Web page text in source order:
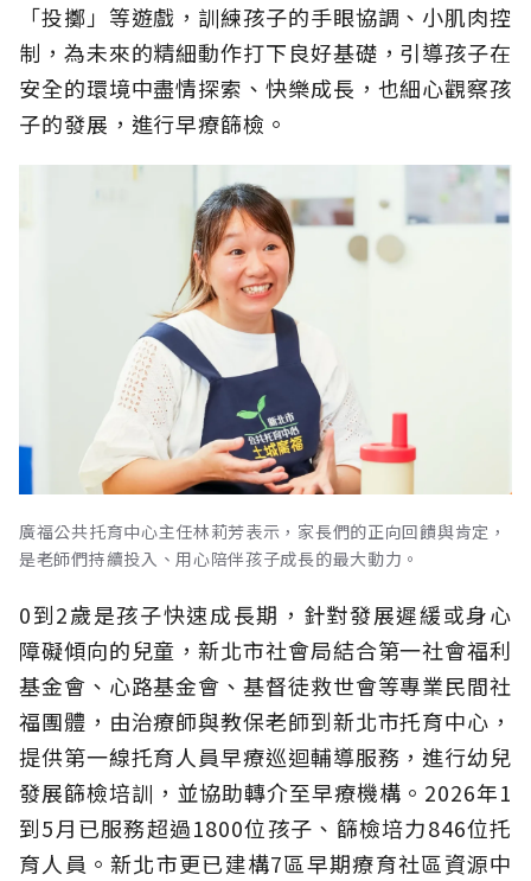
「投擲」等遊戲，訓練孩子的手眼協調、小肌肉控
制，為未來的精細動作打下良好基礎，引導孩子在
安全的環境中盡情探索、快樂成長，也細心觀察孩
子的發展，進行早療篩檢。
廣福公共托育中心主任林莉芳表示，家長們的正向回饋與肯定，
是老師們持續投入、用心陪伴孩子成長的最大動力。
0到2歲是孩子快速成長期，針對發展遲緩或身心
障礙傾向的兒童，新北市社會局結合第一社會福利
基金會、心路基金會、基督徒救世會等專業民間社
福團體，由治療師與教保老師到新北市托育中心，
提供第一線托育人員早療巡迴輔導服務，進行幼兒
發展篩檢培訓，並協助轉介至早療機構。2026年1
到5月已服務超過1800位孩子、篩檢培力846位托
育人員。新北市更已建構7區早期療育社區資源中